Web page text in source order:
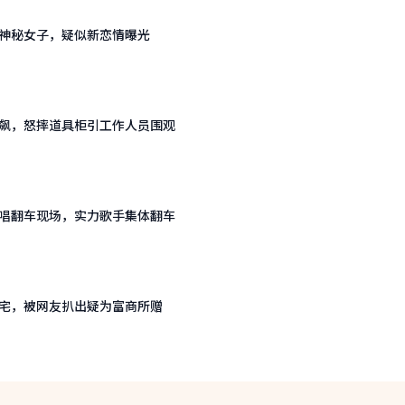
秘女子，疑似新恋情曝光
，怒摔道具柜引工作人员围观
翻车现场，实力歌手集体翻车
，被网友扒出疑为富商所赠